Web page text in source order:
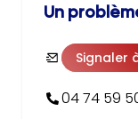
Un
Signaler
04 74 59